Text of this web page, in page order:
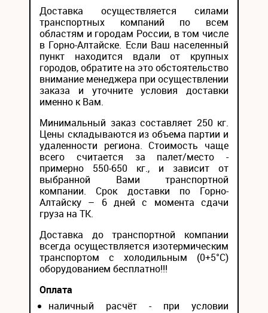
Доставка осуществляется силами
транспортных компаний по всем
областям и городам России, в том числе
в Горно-Алтайске. Если Ваш населенный
пункт находится вдали от крупных
городов, обратите на это обстоятельство
внимание менеджера при осуществлении
заказа и уточните условия доставки
именно к Вам.
Минимальный заказ составляет 250 кг.
Цены складываются из объема партии и
удаленности региона. Стоимость чаще
всего считается за палет/место -
примерно 550-650 кг., и зависит от
выбранной Вами транспортной
компании. Срок доставки по Горно-
Алтайску – 6 дней с момента сдачи
груза на ТК.
Доставка до транспортной компании
всегда осуществляется изотермическим
транспортом с холодильным (0+5°С)
оборудованием бесплатно!!!
Оплата
наличный расчёт - при условии